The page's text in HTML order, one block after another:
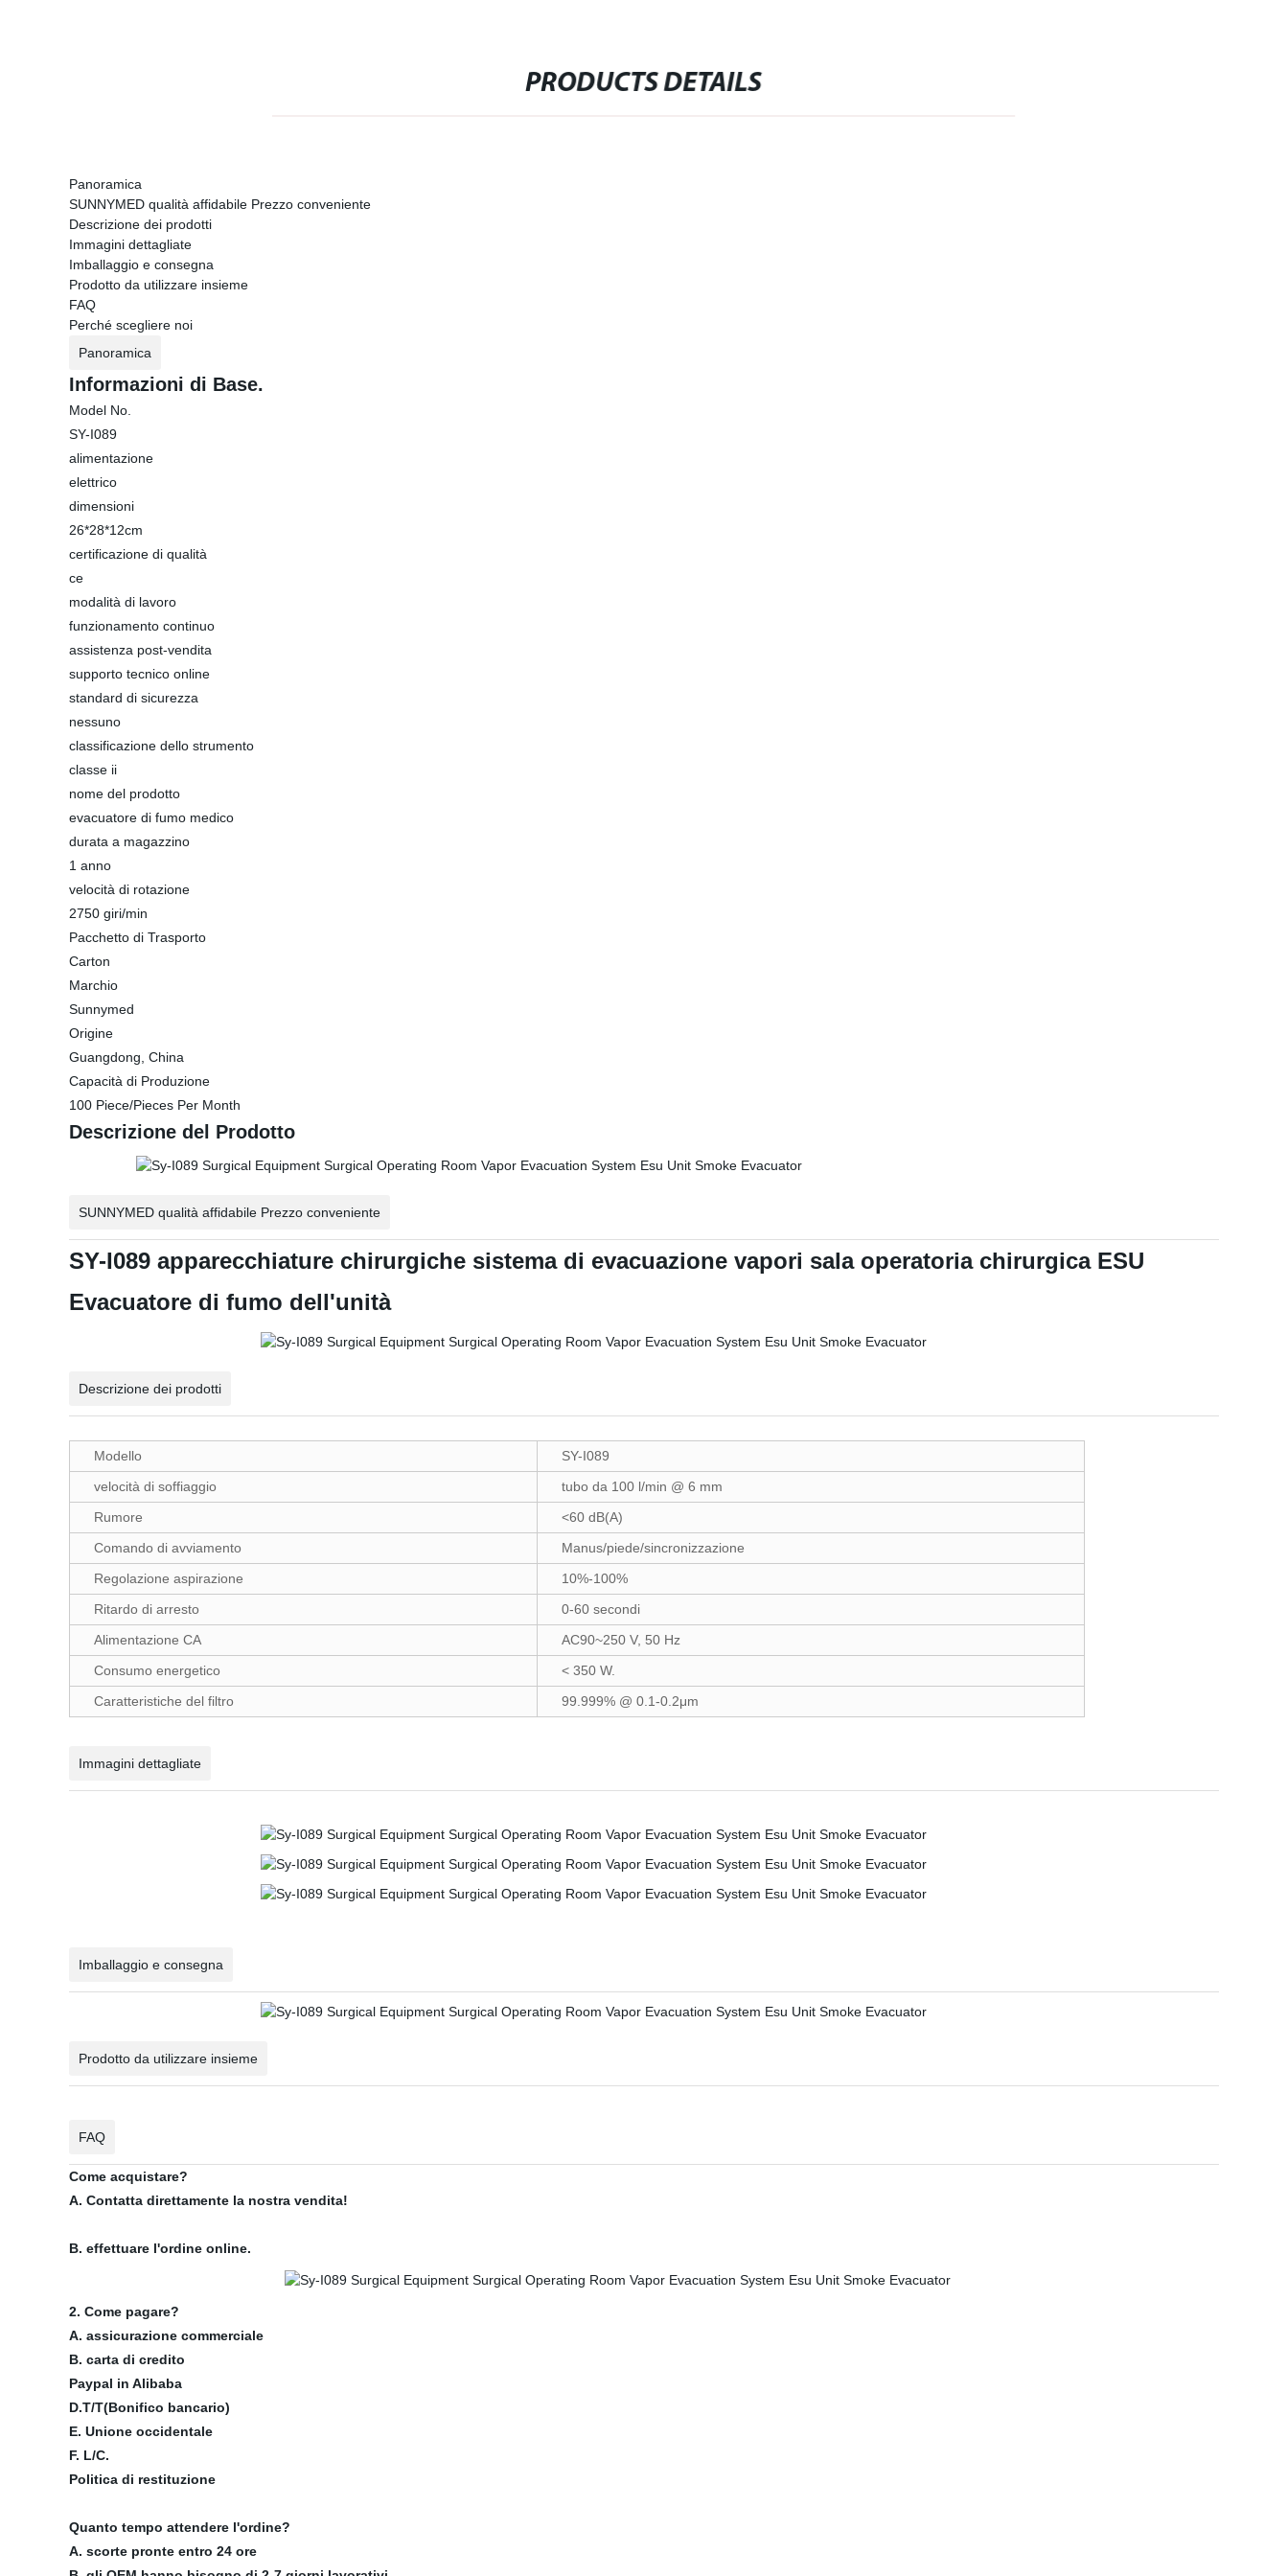
PRODUCTS DETAILS
Panoramica
SUNNYMED qualità affidabile Prezzo conveniente
Descrizione dei prodotti
Immagini dettagliate
Imballaggio e consegna
Prodotto da utilizzare insieme
FAQ
Perché scegliere noi
Panoramica
Informazioni di Base.
Model No.
SY-I089
alimentazione
elettrico
dimensioni
26*28*12cm
certificazione di qualità
ce
modalità di lavoro
funzionamento continuo
assistenza post-vendita
supporto tecnico online
standard di sicurezza
nessuno
classificazione dello strumento
classe ii
nome del prodotto
evacuatore di fumo medico
durata a magazzino
1 anno
velocità di rotazione
2750 giri/min
Pacchetto di Trasporto
Carton
Marchio
Sunnymed
Origine
Guangdong, China
Capacità di Produzione
100 Piece/Pieces Per Month
Descrizione del Prodotto
SUNNYMED qualità affidabile Prezzo conveniente
SY-I089 apparecchiature chirurgiche sistema di evacuazione vapori sala operatoria chirurgica ESU
Evacuatore di fumo dell'unità
Descrizione dei prodotti
Modello
SY-I089
velocità di soffiaggio
tubo da 100 l/min @ 6 mm
Rumore
<60 dB(A)
Comando di avviamento
Manus/piede/sincronizzazione
Regolazione aspirazione
10%-100%
Ritardo di arresto
0-60 secondi
Alimentazione CA
AC90~250 V, 50 Hz
Consumo energetico
< 350 W.
Caratteristiche del filtro
99.999% @ 0.1-0.2μm
Immagini dettagliate
Imballaggio e consegna
Prodotto da utilizzare insieme
FAQ
Come acquistare?
A. Contatta direttamente la nostra vendita!
B. effettuare l'ordine online.
2. Come pagare?
A. assicurazione commerciale
B. carta di credito
Paypal in Alibaba
D.T/T(Bonifico bancario)
E. Unione occidentale
F. L/C.
Politica di restituzione
Quanto tempo attendere l'ordine?
A. scorte pronte entro 24 ore